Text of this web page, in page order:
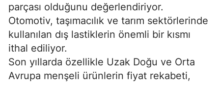
parçası olduğunu değerlendiriyor.
Otomotiv, taşımacılık ve tarım sektörlerinde
kullanılan dış lastiklerin önemli bir kısmı
ithal ediliyor.
Son yıllarda özellikle Uzak Doğu ve Orta
Avrupa menşeli ürünlerin fiyat rekabeti,